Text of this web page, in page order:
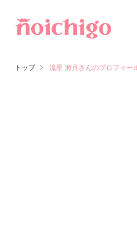
トップ 流星 海月さんのプロフィー